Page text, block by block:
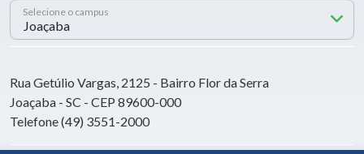
Selecione o campus
Rua Getúlio Vargas, 2125 - Bairro Flor da Serra
Joaçaba - SC - CEP 89600-000
Telefone (49) 3551-2000